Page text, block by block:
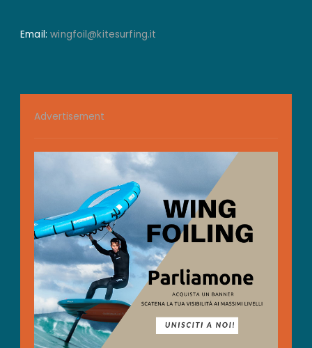
Email:wingfoil@kitesurfing.it
Advertisement